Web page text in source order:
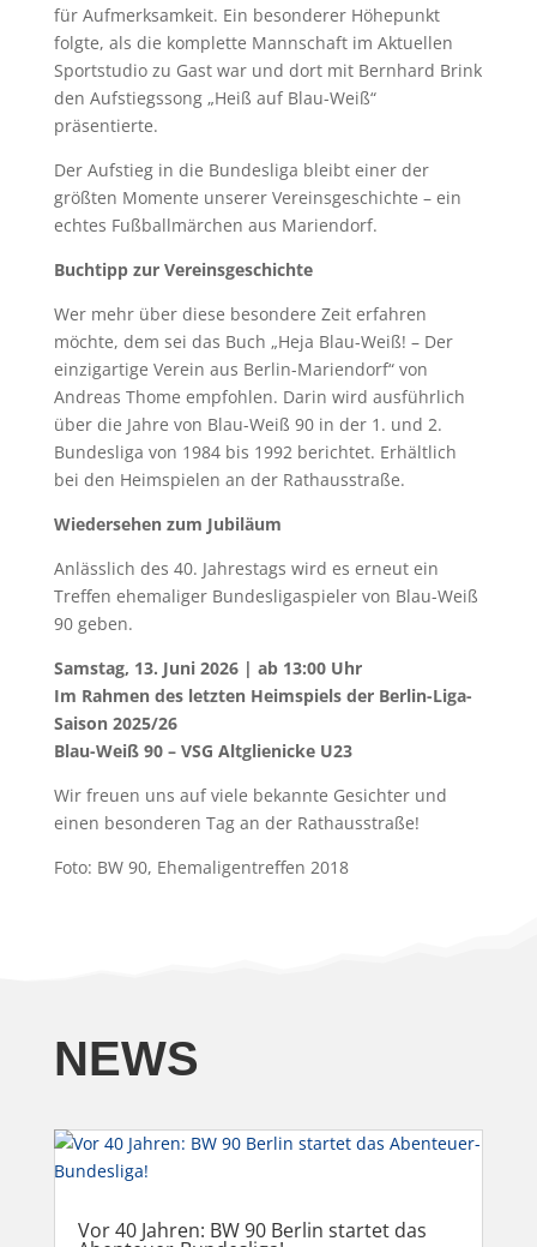
für Aufmerksamkeit. Ein besonderer Höhepunkt
folgte, als die komplette Mannschaft im Aktuellen
Sportstudio zu Gast war und dort mit Bernhard Brink
den Aufstiegssong „Heiß auf Blau-Weiß“
präsentierte.
Der Aufstieg in die Bundesliga bleibt einer der
größten Momente unserer Vereinsgeschichte – ein
echtes Fußballmärchen aus Mariendorf.
Buchtipp zur Vereinsgeschichte
Wer mehr über diese besondere Zeit erfahren
möchte, dem sei das Buch „Heja Blau-Weiß! – Der
einzigartige Verein aus Berlin-Mariendorf“ von
Andreas Thome empfohlen. Darin wird ausführlich
über die Jahre von Blau-Weiß 90 in der 1. und 2.
Bundesliga von 1984 bis 1992 berichtet. Erhältlich
bei den Heimspielen an der Rathausstraße.
Wiedersehen zum Jubiläum
Anlässlich des 40. Jahrestags wird es erneut ein
Treffen ehemaliger Bundesligaspieler von Blau-Weiß
90 geben.
Samstag, 13. Juni 2026 | ab 13:00 Uhr
Im Rahmen des letzten Heimspiels der Berlin-Liga-
Saison 2025/26
Blau-Weiß 90 – VSG Altglienicke U23
Wir freuen uns auf viele bekannte Gesichter und
einen besonderen Tag an der Rathausstraße!
Foto: BW 90, Ehemaligentreffen 2018
NEWS
Vor 40 Jahren: BW 90 Berlin startet das